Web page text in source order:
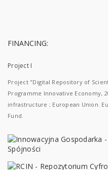
FINANCING:
Project I
Project "Digital Repository of
Programme Innovative Economy,
infrastructure ; European Union.
Fund.